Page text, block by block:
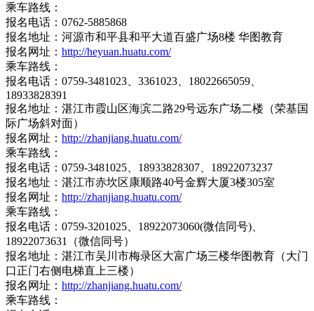
乘车路线：
报名电话：0762-5885868
报名地址：河源市和平县和平大道百盛广场8楼 华图教育
报名网址： http://heyuan.huatu.com/
乘车路线：
报名电话：0759-3481023、3361023、18022665059、
18933828391
报名地址：湛江市霞山区海滨二路29号远东广场二楼（荣基国
际广场斜对面）
报名网址： http://zhanjiang.huatu.com/
乘车路线：
报名电话：0759-3481025、18933828307、18922073237
报名地址：湛江市赤坎区康顺路40号金辉大厦3楼305室
报名网址： http://zhanjiang.huatu.com/
乘车路线：
报名电话：0759-3201025、18922073060(微信同号)、
18922073631（微信同号）
报名地址：湛江市吴川市梅录区大富广场三楼华图教育（大门
口正门右侧电梯直上三楼）
报名网址： http://zhanjiang.huatu.com/
乘车路线：